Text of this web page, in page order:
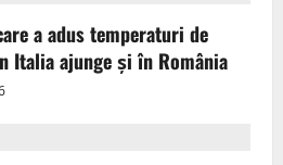
a adus temperaturi de
Italia ajunge și în România